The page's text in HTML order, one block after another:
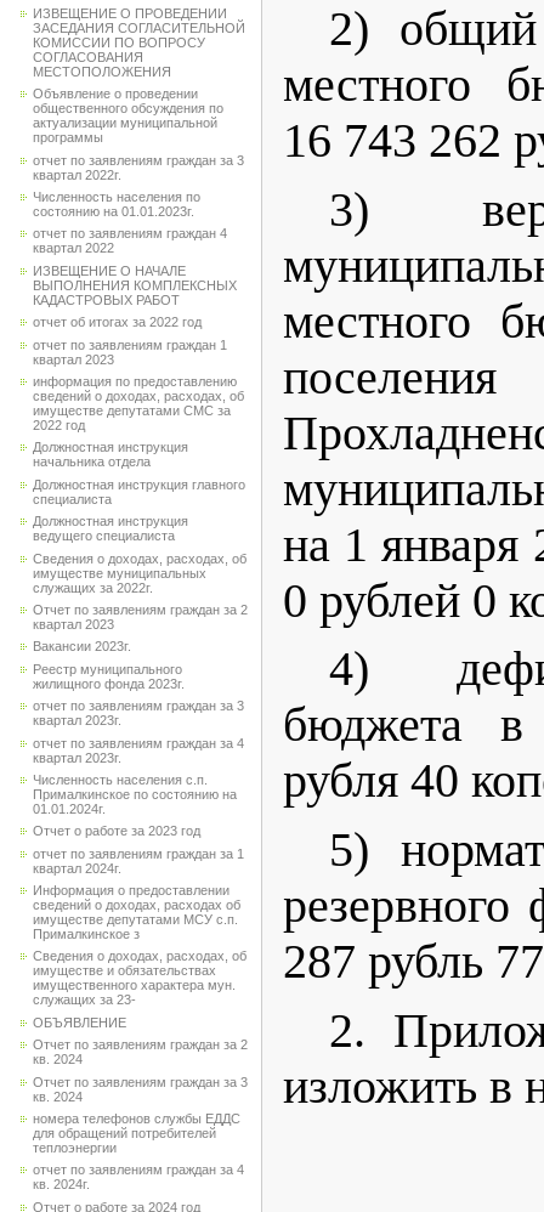
ИЗВЕЩЕНИЕ О ПРОВЕДЕНИИ
ЗАСЕДАНИЯ СОГЛАСИТЕЛЬНОЙ
КОМИССИИ ПО ВОПРОСУ
СОГЛАСОВАНИЯ
МЕСТОПОЛОЖЕНИЯ
Объявление о проведении
общественного обсуждения по
актуализации муниципальной
программы
отчет по заявлениям граждан за 3
квартал 2022г.
Численность населения по
состоянию на 01.01.2023г.
отчет по заявлениям граждан 4
квартал 2022
ИЗВЕЩЕНИЕ О НАЧАЛЕ
ВЫПОЛНЕНИЯ КОМПЛЕКСНЫХ
КАДАСТРОВЫХ РАБОТ
отчет об итогах за 2022 год
отчет по заявлениям граждан 1
квартал 2023
информация по предоставлению
сведений о доходах, расходах, об
имуществе депутатами СМС за
2022 год
Должностная инструкция
начальника отдела
Должностная инструкция главного
специалиста
Должностная инструкция
ведущего специалиста
Сведения о доходах, расходах, об
имуществе муниципальных
служащих за 2022г.
Отчет по заявлениям граждан за 2
квартал 2023
Вакансии 2023г.
Реестр муниципального
жилищного фонда 2023г.
отчет по заявлениям граждан за 3
квартал 2023г.
отчет по заявлениям граждан за 4
квартал 2023г.
Численность населения с.п.
Прималкинское по состоянию на
01.01.2024г.
Отчет о работе за 2023 год
отчет по заявлениям граждан за 1
квартал 2024г.
Информация о предоставлении
сведений о доходах, расходах об
имуществе депутатами МСУ с.п.
Прималкинское з
Сведения о доходах, расходах, об
имуществе и обязательствах
имущественного характера мун.
служащих за 23-
ОБЪЯВЛЕНИЕ
Отчет по заявлениям граждан за 2
кв. 2024
Отчет по заявлениям граждан за 3
кв. 2024
номера телефонов службы ЕДДС
для обращений потребителей
теплоэнергии
отчет по заявлениям граждан за 4
кв. 2024г.
Отчет о работе за 2024 год
2) общий
местного
16 743 262
3)
местного
на 1 января
0 рублей 0
4)
бюджета
рубля 40
5)
287 рубль
2.
изложить в